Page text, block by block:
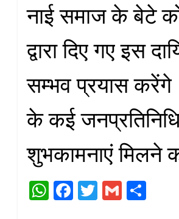
नाई समाज के बेटे को
द्वारा दिए गए इस
सम्भव प्रयास
के कई जनप्रतिनिधि
शुभकामनाएं मिलने
W Fa T
G